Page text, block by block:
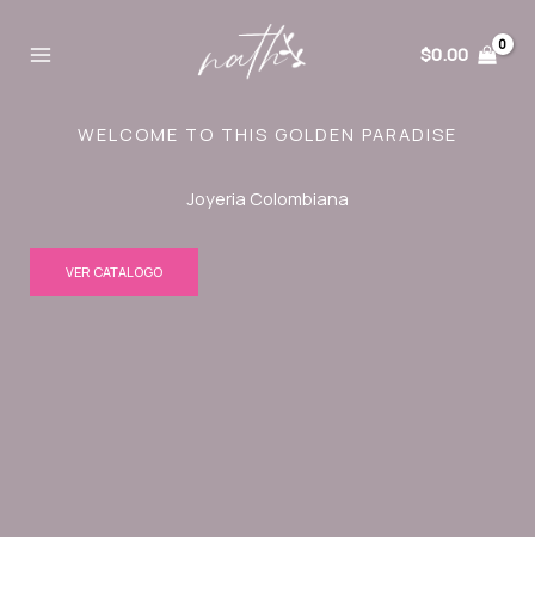
$0.00
WELCOME TO THIS GOLDEN PARADISE
Joyeria Colombiana
VER CATALOGO